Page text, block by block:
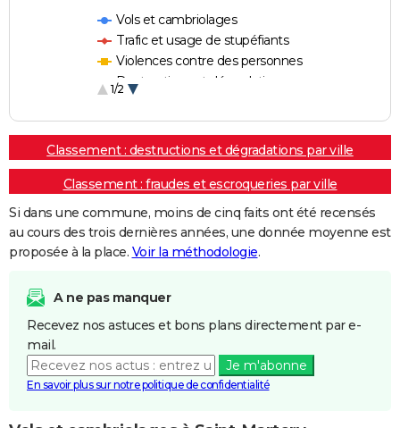
Vols et cambriolages
Trafic et usage de stupéfiants
Violences contre des personnes
Destructions et dégradations
1/2
Classement : destructions et dégradations par ville
Classement : fraudes et escroqueries par ville
Si dans une commune, moins de cinq faits ont été recensés
au cours des trois dernières années, une donnée moyenne est
proposée à la place. Voir la méthodologie.
A ne pas manquer
Recevez nos astuces et bons plans directement par e-
mail.
Je m'abonne
En savoir plus sur notre politique de confidentialité